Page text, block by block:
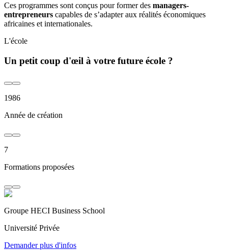
Ces programmes sont conçus pour former des managers-
entrepreneurs capables de s’adapter aux réalités économiques
africaines et internationales.
L'école
Un petit coup d'œil à votre future école ?
1986
Année de création
7
Formations proposées
Groupe HECI Business School
Université Privée
Demander plus d'infos